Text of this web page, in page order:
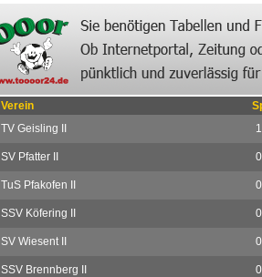
Verein
TV Geisling II 1
SV Pfatter II 0
TuS Pfakofen II 0
SSV Köfering II 0
SV Wiesent II 0
SSV Brennberg II 0